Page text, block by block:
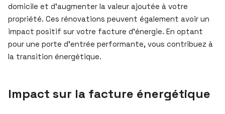
domicile et d’augmenter la valeur ajoutée à votre
propriété. Ces rénovations peuvent également avoir un
impact positif sur votre facture d’énergie. En optant
pour une porte d’entrée performante, vous contribuez à
la transition énergétique.
Impact sur la facture énergétique